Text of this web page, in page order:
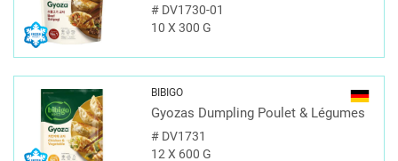
#DV1730-01
10 X 300 G
BIBIGO
Gyozas Dumpling Poulet & Légumes
#DV1731
12 X 600 G